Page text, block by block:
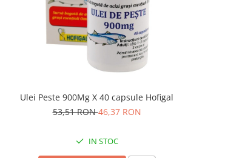
Ulei Peste 900Mg X 40 capsule Hofigal
53,51 RON46,37 RON
IN STOC